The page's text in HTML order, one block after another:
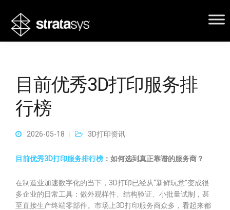
目前优秀3D打印服务排
行榜
2026-05-18 3D打印资讯
目前优秀3D打印服务排行榜 ：如何选到真正靠谱的服务商？
在制造业加速数字化的当下，3D打印已经从“新鲜玩意”变成很
多企业的日常工具：做外观样件、结构验证、小批量试制，甚
至直接生产终端零部件。市场上3D打印服务商众多，看起来都